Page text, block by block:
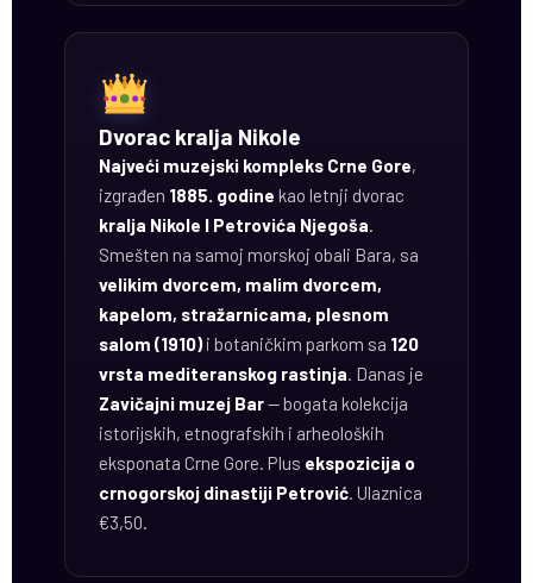
Dvorac kralja Nikole
Najveći muzejski kompleks Crne Gore,
izgrađen 1885. godine kao letnji dvorac
kralja Nikole I Petrovića Njegoša.
Smešten na samoj morskoj obali Bara, sa
velikim dvorcem, malim dvorcem,
kapelom, stražarnicama, plesnom
salom (1910)i botaničkim parkom sa 120
vrsta mediteranskog rastinja. Danas je
Zavičajni muzej Bar— bogata kolekcija
istorijskih, etnografskih i arheoloških
eksponata Crne Gore. Plus ekspozicija o
crnogorskoj dinastiji Petrović. Ulaznica
€3,50.